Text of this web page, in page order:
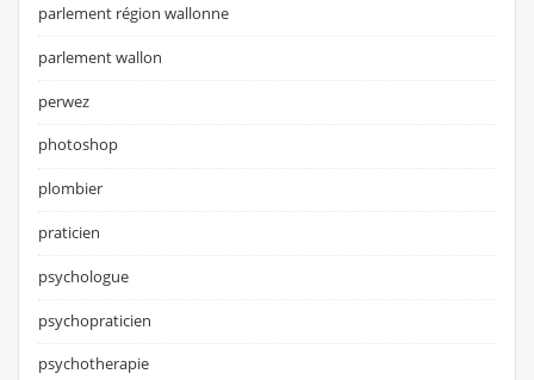
parlement région wallonne
parlement wallon
perwez
photoshop
plombier
praticien
psychologue
psychopraticien
psychotherapie